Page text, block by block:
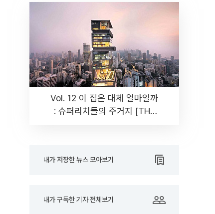
Vol. 12 이 집은 대체 얼마일까
: 슈퍼리치들의 주거지 [THE
내가 저장한 뉴스 모아보기
내가 구독한 기자 전체보기